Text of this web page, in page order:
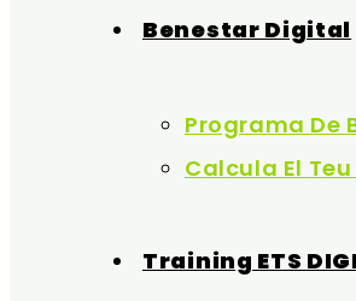
Benestar Digital
Programa De
Calcula El
Training ETS